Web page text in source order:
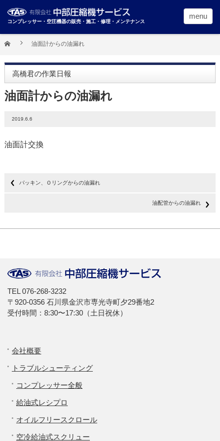
コンプレッサー・空圧機器の販売・施工・修理・メンテナンス
menu
油面計からの油漏れ
高橋君の作業日報
油面計からの油漏れ
2019.6.6
油面計交換
パッキン、Ｏリングからの油漏れ
油配管からの油漏れ
TEL 076-268-3232
〒920-0356 石川県金沢市専光寺町夕29番地2
受付時間：8:30〜17:30（土日祝休）
会社概要
トラブルシューティング
コンプレッサー全般
給油式レシプロ
オイルフリースクロール
空冷給油式スクリュー